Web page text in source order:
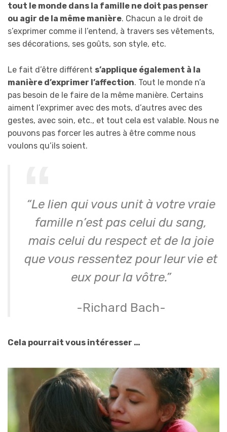
tout le monde dans la famille ne doit pas penser
ou agir de la même manière. Chacun a le droit de
s’exprimer comme il l’entend, à travers ses vêtements,
ses décorations, ses goûts, son style, etc.
Le fait d’être différent s’applique également à la
manière d’exprimer l’affection. Tout le monde n’a
pas besoin de le faire de la même manière. Certains
aiment l’exprimer avec des mots, d’autres avec des
gestes, avec soin, etc., et tout cela est valable. Nous ne
pouvons pas forcer les autres à être comme nous
voulons qu’ils soient.
“Le lien qui vous unit à votre vraie
famille n’est pas celui du sang,
mais celui du respect et de la joie
que vous ressentez pour leur vie et
eux pour la vôtre.”
-Richard Bach-
Cela pourrait vous intéresser …